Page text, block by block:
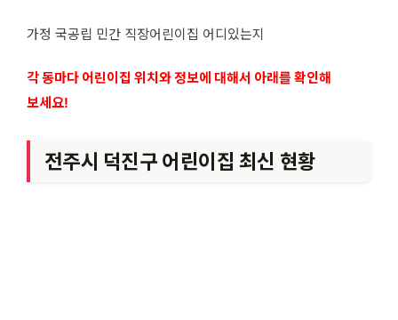
가정 국공립 민간 직장어린이집 어디있는지
각 동마다 어린이집 위치와 정보에 대해서 아래를 확인해
보세요!
전주시 덕진구 어린이집 최신 현황